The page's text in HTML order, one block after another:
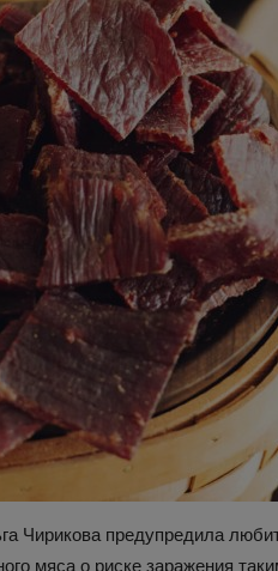
Чирикова предупредила
мяса о риске заражения